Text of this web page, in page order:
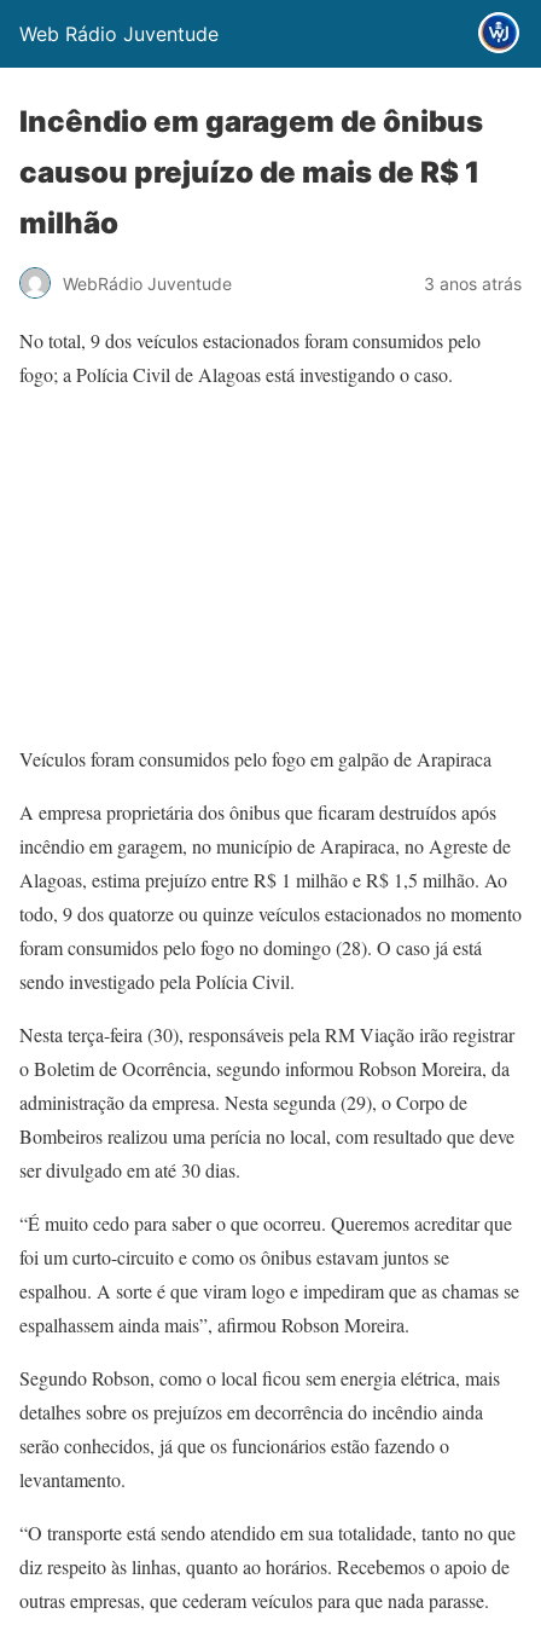
Web Rádio Juventude
Incêndio em garagem de ônibus
causou prejuízo de mais de R$ 1
milhão
WebRádio Juventude 3 anos atrás
No total, 9 dos veículos estacionados foram consumidos pelo
fogo; a Polícia Civil de Alagoas está investigando o caso.
Veículos foram consumidos pelo fogo em galpão de Arapiraca
A empresa proprietária dos ônibus que ficaram destruídos após
incêndio em garagem, no município de Arapiraca, no Agreste de
Alagoas, estima prejuízo entre R$ 1 milhão e R$ 1,5 milhão. Ao
todo, 9 dos quatorze ou quinze veículos estacionados no momento
foram consumidos pelo fogo no domingo (28). O caso já está
sendo investigado pela Polícia Civil.
Nesta terça-feira (30), responsáveis pela RM Viação irão registrar
o Boletim de Ocorrência, segundo informou Robson Moreira, da
administração da empresa. Nesta segunda (29), o Corpo de
Bombeiros realizou uma perícia no local, com resultado que deve
ser divulgado em até 30 dias.
“É muito cedo para saber o que ocorreu. Queremos acreditar que
foi um curto-circuito e como os ônibus estavam juntos se
espalhou. A sorte é que viram logo e impediram que as chamas se
espalhassem ainda mais”, afirmou Robson Moreira.
Segundo Robson, como o local ficou sem energia elétrica, mais
detalhes sobre os prejuízos em decorrência do incêndio ainda
serão conhecidos, já que os funcionários estão fazendo o
levantamento.
“O transporte está sendo atendido em sua totalidade, tanto no que
diz respeito às linhas, quanto ao horários. Recebemos o apoio de
outras empresas, que cederam veículos para que nada parasse.